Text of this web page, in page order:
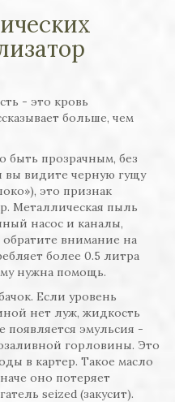
- это кровь
больше, чем
быть прозрачным, без
вы видите черную гущу
это признак
Металлическая пыль
насос и каналы,
обратите внимание на
более 0.5 литра
нужна помощь.
Если уровень
нет луж, жидкость
появляется эмульсия -
горловины. Это
в картер. Такое масло
оно потеряет
seized (закусит).